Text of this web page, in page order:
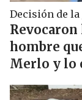
Decisión de la
hombre
Merlo y lo